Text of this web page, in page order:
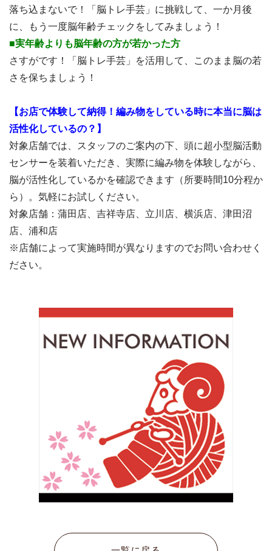
落ち込まないで！「脳トレ手芸」に挑戦して、一か月後
に、もう一度脳年齢チェックをしてみましょう！
■実年齢よりも脳年齢の方が若かった方
さすがです！「脳トレ手芸」を活用して、このまま脳の若
さを保ちましょう！
【お店で体験して納得！編み物をしている時に本当に脳は
活性化しているの？】
対象店舗では、スタッフのご案内の下、頭に超小型脳活動
センサーを装着いただき、実際に編み物を体験しながら、
脳が活性化しているかを確認できます（所要時間10分程か
ら）。気軽にお試しください。
対象店舗：蒲田店、吉祥寺店、立川店、横浜店、津田沼
店、浦和店
※店舗によって実施時間が異なりますのでお問い合わせく
ださい。